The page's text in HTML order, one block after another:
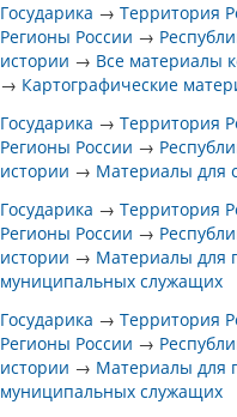
Государика →Территория
Регионы России →
истории → Все материалы
→ Картографические
Государика →Территория
Регионы России →
истории → Материалы для
Государика →Территория
Регионы России →
истории → Материалы для
муниципальных служащих
Государика →Территория
Регионы России →
истории → Материалы для
муниципальных служащих